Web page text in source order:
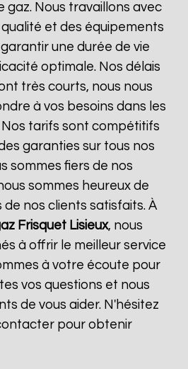
gaz. Nous travaillons avec
et des équipements
une durée de vie
optimale. Nos délais
très courts, nous nous
à vos besoins dans les
tarifs sont compétitifs
garanties sur tous nos
sommes fiers de nos
sommes heureux de
nos clients satisfaits. À
Frisquet Lisieux, nous
à offrir le meilleur service
à votre écoute pour
vos questions et nous
de vous aider. N'hésitez
pour obtenir